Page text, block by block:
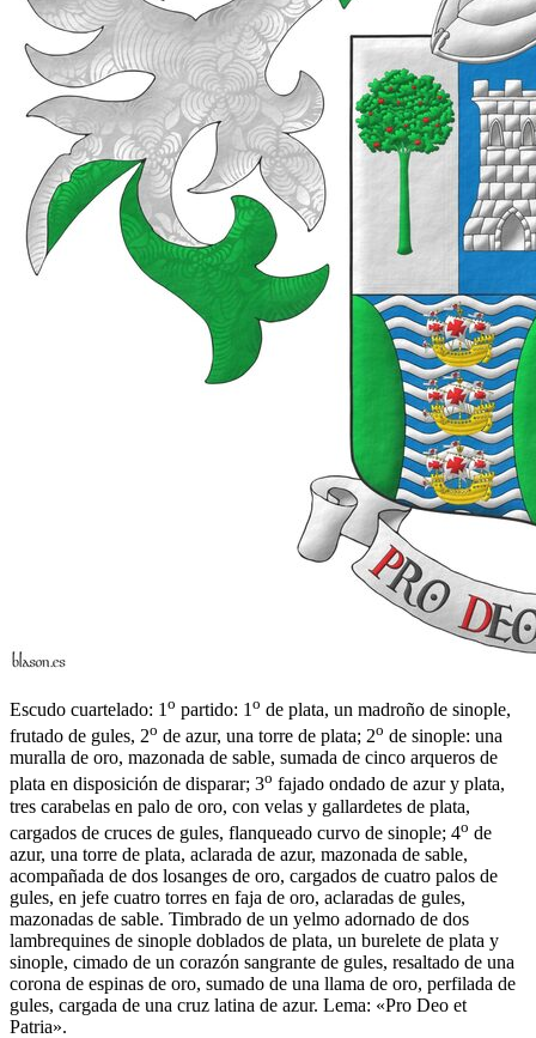
Escudo cuartelado: 1 o partido: 1 o de plata, un madroño de sinople,
frutado de gules, 2o de azur, una torre de plata; 2o de sinople: una
muralla de oro, mazonada de sable, sumada de cinco arqueros de
plata en disposición de disparar; 3o fajado ondado de azur y plata,
tres carabelas en palo de oro, con velas y gallardetes de plata,
cargados de cruces de gules, flanqueado curvo de sinople; 4o de
azur, una torre de plata, aclarada de azur, mazonada de sable,
acompañada de dos losanges de oro, cargados de cuatro palos de
gules, en jefe cuatro torres en faja de oro, aclaradas de gules,
mazonadas de sable. Timbrado de un yelmo adornado de dos
lambrequines de sinople doblados de plata, un burelete de plata y
sinople, cimado de un corazón sangrante de gules, resaltado de una
corona de espinas de oro, sumado de una llama de oro, perfilada de
gules, cargada de una cruz latina de azur. Lema: «Pro Deo et
Patria».